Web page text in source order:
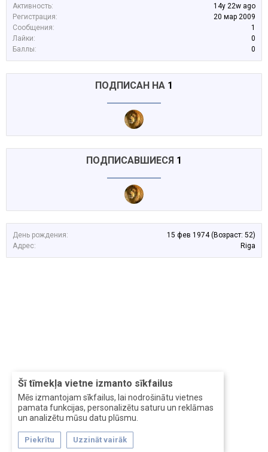
Šī tīmekļa vietne izmanto sīkfailus
Mēs izmantojam sīkfailus, lai nodrošinātu vietnes
pamata funkcijas, personalizētu saturu un reklāmas
un analizētu mūsu datu plūsmu.
Piekrītu Uzzināt vairāk
Активность:
14y 22w ago
Регистрация:
20 мар 2009
Сообщения:
1
Лайки:
0
Баллы:
0
ПОДПИСАН НА 1
ПОДПИСАВШИЕСЯ 1
День рождения: 15 фев 1974 (Возраст: 52)
Адрес:
Riga